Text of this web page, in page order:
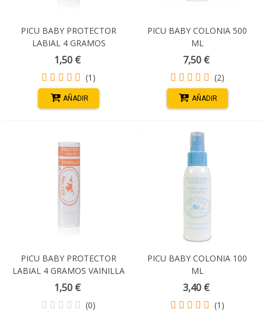
PICU BABY PROTECTOR
LABIAL 4 GRAMOS
FRAMBUESA CON ROSA DE
MOSQUETA FPS15
1,50 €
(1)
AÑADIR
PICU BABY COLONIA 500
ML
7,50 €
(2)
AÑADIR
PICU BABY PROTECTOR
LABIAL 4 GRAMOS VAINILLA
CON ROSA DE MOSQUETA
FPS15
1,50 €
(0)
PICU BABY COLONIA 100
ML
3,40 €
(1)